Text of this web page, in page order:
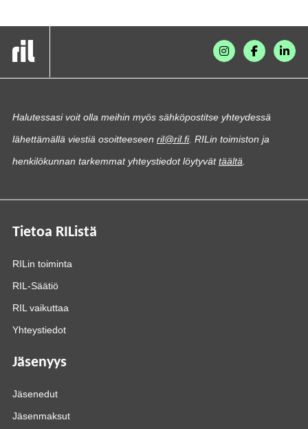
Halutessasi voit olla meihin myös sähköpostitse yhteydessä
lähettämällä viestiä osoitteeseen ril@ril.fi. RILin toimiston ja
henkilökunnan tarkemmat yhteystiedot löytyvättäältä.
Tietoa RIListä
RILin toiminta
RIL-Säätiö
RIL vaikuttaa
Yhteystiedot
Jäsenyys
Jäsenedut
Jäsenmaksut